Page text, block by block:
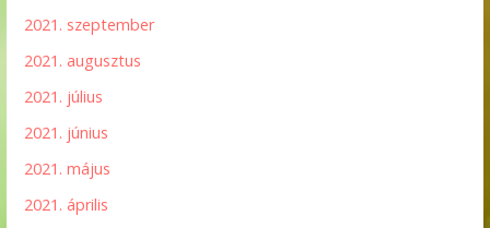
2021. szeptember
2021. augusztus
2021. július
2021. június
2021. május
2021. április